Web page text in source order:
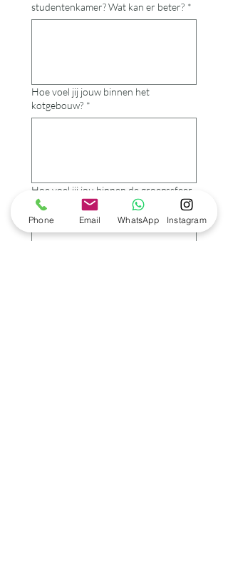
studentenkamer? Wat kan er beter? *
Hoe voel jij jouw binnen het
kotgebouw? *
Hoe voel jij jou binnen de groepssfeer
of bij de kotgenoten? Is er sociaal
contact?
Phone Email WhatsApp Instagram